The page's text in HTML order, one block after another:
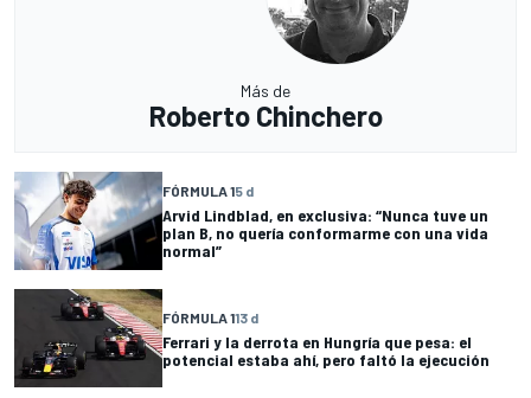
Más de
Roberto Chinchero
FÓRMULA 15 d
Arvid Lindblad, en exclusiva: “Nunca tuve un
plan B, no quería conformarme con una vida
normal”
FÓRMULA 113 d
Ferrari y la derrota en Hungría que pesa: el
potencial estaba ahí, pero faltó la ejecución